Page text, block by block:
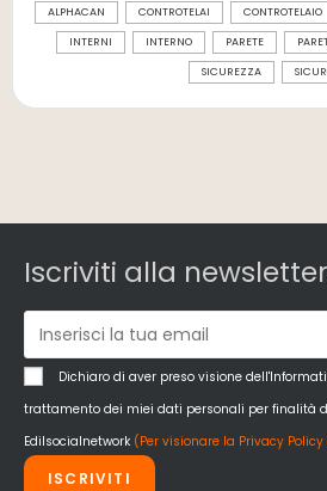
ALPHACAN CONTROTELAI CONTROTELAIO
INTERNI INTERNO PARETE
SICUREZZA
Iscriviti alla
Dichiaro di aver preso visione
trattamento dei miei dati personali per finalità
Edilsocialnetwork (Per visionare la Privacy
ISCRIVITI